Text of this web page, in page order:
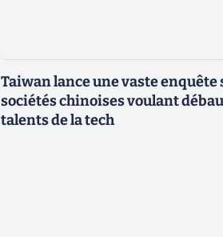
Taiwan lance une vaste enquête
sociétés chinoises voulant
talents de la tech